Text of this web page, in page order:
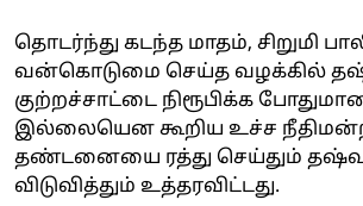
தொடர்ந்து கடந்த மாதம், சிறுமி
வன்கொடுமை செய்த வழக்கில்
குற்றச்சாட்டை நிரூபிக்க
இல்லையென கூறிய உச்ச
தண்டனையை ரத்து செய்தும்
விடுவித்தும் உத்தரவிட்டது.